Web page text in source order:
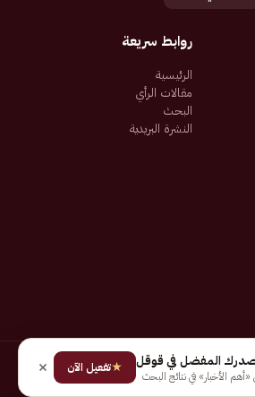
روابط سريعة
الرئيسية
مقالات الرأي
البحث
النشرة البريدية
للنشر الإلكتروني المالكة لصحيفة عاجل
المفضل في قوقل
«أهم الأخبار» في نتائج البحث
★تفعيل الآن